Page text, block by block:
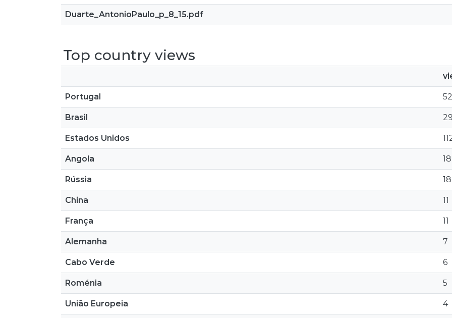
Duarte_AntonioPaulo_p_8_15.pdf
Top country views
Portugal
Brasil
Estados Unidos
Angola 18
Rússia 18
China 11
França 11
Alemanha 7
Cabo Verde 6
Roménia 5
União Europeia 4